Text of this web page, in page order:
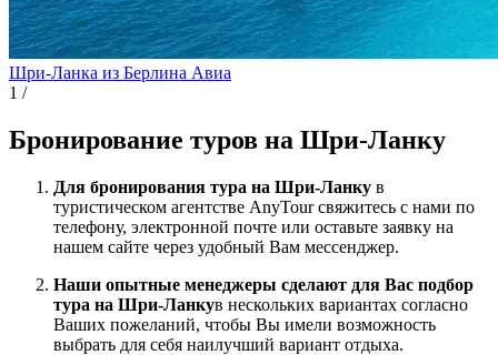
Шри-Ланка из Берлина Авиа
1 /
Бронирование туров на Шри-Ланку
Для бронирования тура на Шри-Ланку в
туристическом агентстве AnyTour свяжитесь с нами по
телефону, электронной почте или оставьте заявку на
нашем сайте через удобный Вам мессенджер.
Наши опытные менеджеры сделают для Вас подбор
тура на Шри-Ланкув нескольких вариантах согласно
Ваших пожеланий, чтобы Вы имели возможность
выбрать для себя наилучший вариант отдыха.